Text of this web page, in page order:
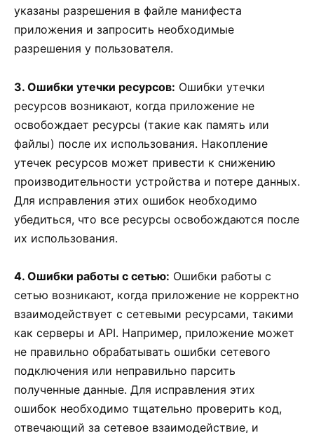
указаны разрешения в файле манифеста
приложения и запросить необходимые
разрешения у пользователя.
3. Ошибки утечки ресурсов: Ошибки утечки
ресурсов возникают, когда приложение не
освобождает ресурсы (такие как память или
файлы) после их использования. Накопление
утечек ресурсов может привести к снижению
производительности устройства и потере данных.
Для исправления этих ошибок необходимо
убедиться, что все ресурсы освобождаются после
их использования.
4. Ошибки работы с сетью: Ошибки работы с
сетью возникают, когда приложение не корректно
взаимодействует с сетевыми ресурсами, такими
как серверы и API. Например, приложение может
не правильно обрабатывать ошибки сетевого
подключения или неправильно парсить
полученные данные. Для исправления этих
ошибок необходимо тщательно проверить код,
отвечающий за сетевое взаимодействие, и